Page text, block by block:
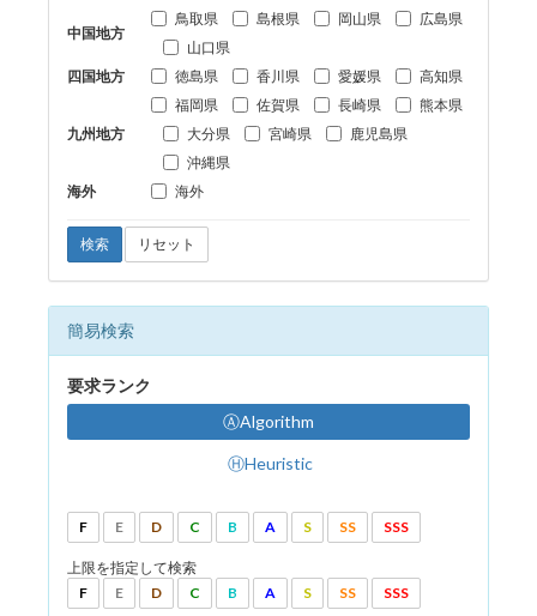
中国地方
鳥取県 島根県 岡山県
広島県
山口県
四国地方
徳島県 香川県 愛媛県 高知県
九州地方
福岡県 佐賀県 長崎県
熊本県
大分県
宮崎県
鹿児島県
沖縄県
海外
海外
検索 リセット
簡易検索
要求ランク
ⒶAlgorithm
ⒽHeuristic
F E D C B A S SS SSS
上限を指定して検索
F
E D C B A S SS SSS